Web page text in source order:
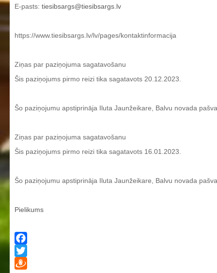
E-pasts: tiesibsargs@tiesibsargs.lv
https://www.tiesibsargs.lv/lv/pages/kontaktinformacija
Ziņas par paziņojuma sagatavošanu
Šis paziņojums pirmo reizi tika sagatavots 20.12.2023.
Šo paziņojumu apstiprināja Iluta Jaunžeikare, Balvu novada
Ziņas par paziņojuma sagatavošanu
Šis paziņojums pirmo reizi tika sagatavots 16.01.2023.
Šo paziņojumu apstiprināja Iluta Jaunžeikare, Balvu novada
Pielikums
Facebook
Twitter